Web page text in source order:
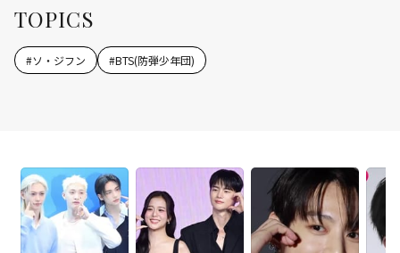
TOPICS
#ソ・ジフン #BTS(防弾少年団)